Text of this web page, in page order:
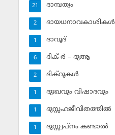
ദാമ്പത്യം
21
ദായധനാവകാശികള്‍
2
ദാവൂദ്‌
1
ദിക് ര്‍ – ദുആ
6
ദിക്‌റുകള്‍
2
ദുഃഖവും വിഷാദവും
1
ദുസ്സഹജീവിതത്തില്‍
1
ദുസ്സ്വപ്‌നം കണ്ടാല്‍
1